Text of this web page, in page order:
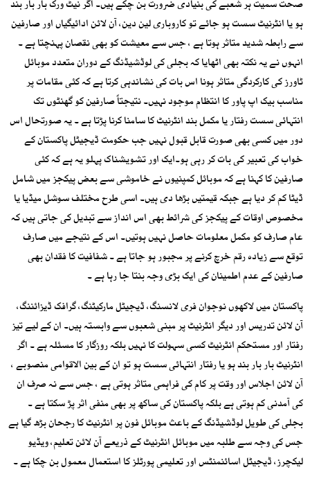
صحت سمیت ہر شعبے کی بنیادی ضرورت بن چکے ہیں۔ اگر نیٹ ورک بار بار بند
ہو یا انٹرنیٹ سست ہو جائے تو کاروباری لین دین، آن لائن ادائیگیاں اور صارفین
سے رابطہ شدید متاثر ہوتا ہے ، جس سے معیشت کو بھی نقصان پہنچتا ہے ۔
انہوں نے یہ نکتہ بھی اٹھایا کہ بجلی کی لوڈشیڈنگ کے دوران متعدد موبائل
ٹاورز کی کارکردگی متاثر ہونا اس بات کی نشاندہی کرتا ہے کہ کئی مقامات پر
مناسب بیک اپ پاور کا انتظام موجود نہیں۔ نتیجتاً صارفین کو گھنٹوں تک
انتہائی سست رفتار یا مکمل بند انٹرنیٹ کا سامنا کرنا پڑتا ہے ۔ یہ صورتحال اس
دور میں کسی بھی صورت قابل قبول نہیں جب حکومت ڈیجیٹل پاکستان کے
خواب کی تعبیر کی بات کر رہی ہو۔ایک اور تشویشناک پہلو یہ ہے کہ کئی
صارفین کا کہنا ہے کہ موبائل کمپنیوں نے خاموشی سے بعض پیکجز میں شامل
ڈیٹا کم کر دیا ہے جبکہ قیمتیں بڑھا دی ہیں۔ اسی طرح مختلف سوشل میڈیا یا
مخصوص اوقات کے پیکجز کی شرائط بھی اس انداز سے تبدیل کی جاتی ہیں کہ
عام صارف کو مکمل معلومات حاصل نہیں ہوتیں۔ اس کے نتیجے میں صارف
توقع سے زیادہ رقم خرچ کرنے پر مجبور ہو جاتا ہے ۔ شفافیت کا فقدان بھی
صارفین کے عدم اطمینان کی ایک بڑی وجہ بنتا جا رہا ہے ۔
پاکستان میں لاکھوں نوجوان فری لانسنگ، ڈیجیٹل مارکیٹنگ، گرافک ڈیزائننگ،
آن لائن تدریس اور دیگر انٹرنیٹ پر مبنی شعبوں سے وابستہ ہیں۔ ان کے لیے تیز
رفتار اور مستحکم انٹرنیٹ کسی سہولت کا نہیں بلکہ روزگار کا مسئلہ ہے ۔ اگر
انٹرنیٹ بار بار بند ہو یا رفتار انتہائی سست ہو تو ان کے بین الاقوامی منصوبے ،
آن لائن اجلاس اور وقت پر کام کی فراہمی متاثر ہوتی ہے ، جس سے نہ صرف ان
کی آمدنی کم ہوتی ہے بلکہ پاکستان کی ساکھ پر بھی منفی اثر پڑ سکتا ہے ۔
بجلی کی طویل لوڈشیڈنگ کے باعث موبائل فون پر انٹرنیٹ کا رجحان بڑھ گیا ہے
جس کی وجہ سے طلبہ میں موبائل انٹرنیٹ کے ذریعے آن لائن تعلیم، ویڈیو
لیکچرز، ڈیجیٹل اسائنمنٹس اور تعلیمی پورٹلز کا استعمال معمول بن چکا ہے ۔